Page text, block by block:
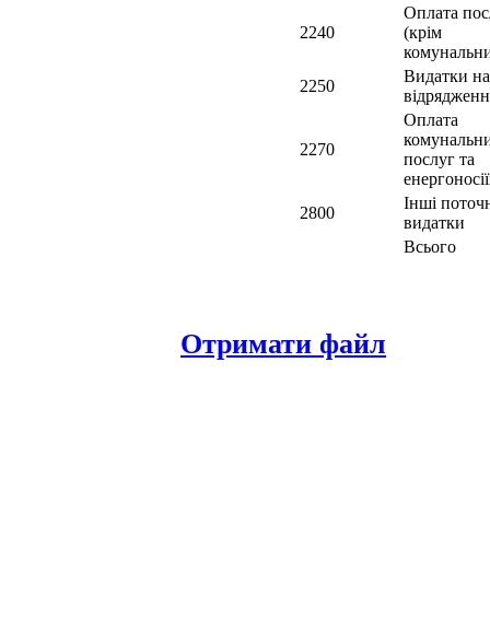
2240
Оплата
(крім
2250
Видатки на
2270
Оплата
послуг та
2800
Інші
видатки
Всього
Отримати файл